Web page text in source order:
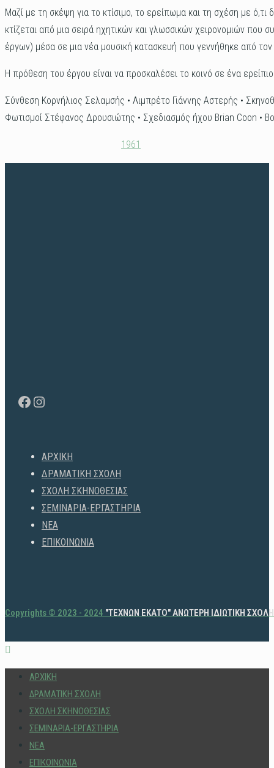
Μαζί με τη σκέψη για το κτίσιμο, το ερείπωμα και τη σχέση με
κτίζεται από μια σειρά ηχητικών και γλωσσικών χειρονομιών
έργων) μέσα σε μια νέα μουσική κατασκευή που γεννήθηκε από
Η πρόθεση του έργου είναι να προσκαλέσει το κοινό σε ένα
Σύνθεση Κορνήλιος Σελαμσής • Λιμπρέτο Γιάννης Αστερής •
Φωτισμοί Στέφανος Δρουσιώτης • Σχεδιασμός ήχου Brian Coon •
1961
Facebook Instagram
ΑΡΧΙΚΗ
ΔΡΑΜΑΤΙΚΗ ΣΧΟΛΗ
ΣΧΟΛΗ ΣΚΗΝΟΘΕΣΙΑΣ
ΣΕΜΙΝΑΡΙΑ-ΕΡΓΑΣΤΗΡΙΑ
ΝΕΑ
ΕΠΙΚΟΙΝΩΝΙΑ
Copyrights © 2023 - 2024 "ΤΕΧΝΩΝ ΕΚΑΤΟ" ΑΝΩΤΕΡΗ ΙΔΙΩΤΙΚΗ
ΑΡΧΙΚΗ
ΔΡΑΜΑΤΙΚΗ ΣΧΟΛΗ
ΣΧΟΛΗ ΣΚΗΝΟΘΕΣΙΑΣ
ΣΕΜΙΝΑΡΙΑ-ΕΡΓΑΣΤΗΡΙΑ
ΝΕΑ
ΕΠΙΚΟΙΝΩΝΙΑ